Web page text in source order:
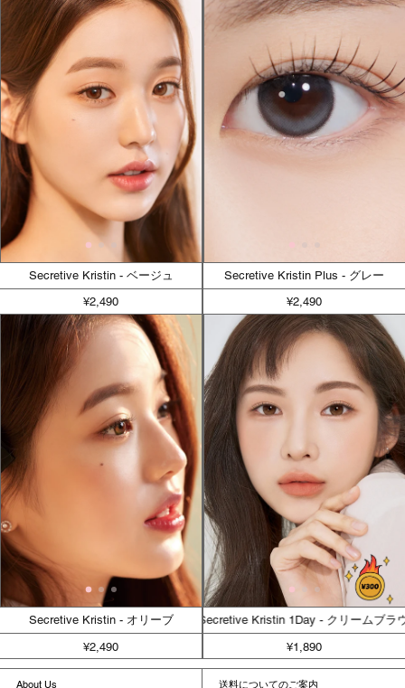
Secretive Kristin - ベージュ
¥2,490
Secretive Kristin Plus - グレー
¥2,490
Secretive Kristin - オリーブ
¥2,490
Secretive Kristin 1Day - クリームブラウ
¥1,890
About Us 送料についてのご案内